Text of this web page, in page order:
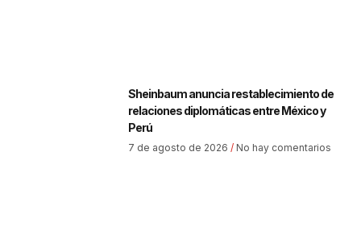
Sheinbaum anuncia restablecimiento de
relaciones diplomáticas entre México y
Perú
7 de agosto de 2026 No hay comentarios